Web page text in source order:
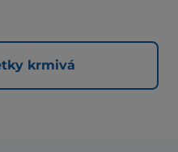
krmivá